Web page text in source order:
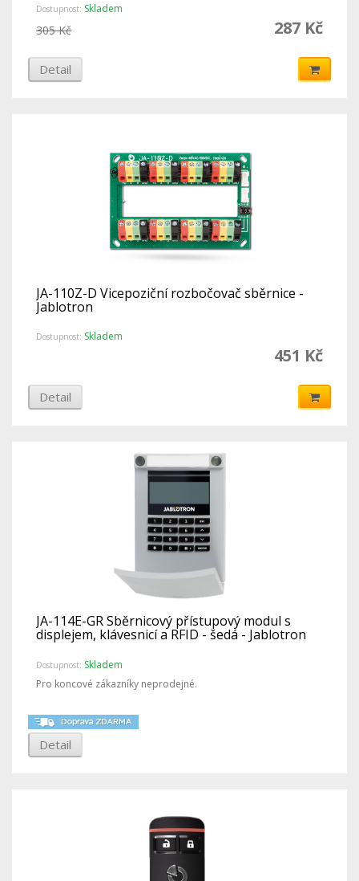
Dostupnost: Skladem
287 Kč
305 Kč
Detail
JA-110Z-D Vicepoziční rozbočovač sběrnice -
Jablotron
Dostupnost: Skladem
451 Kč
Detail
JA-114E-GR Sběrnicový přístupový modul s
displejem, klávesnicí a RFID - šedá - Jablotron
Dostupnost: Skladem
Pro koncové zákazníky neprodejné.
Detail